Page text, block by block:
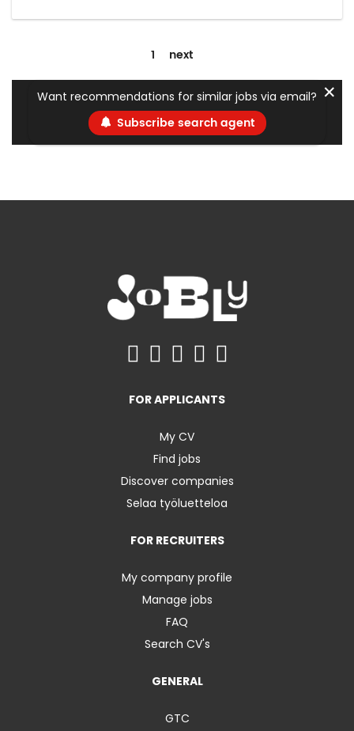
1 next
Want recommendations for similar jobs via email?
Subscribe search agent
✕
FOR APPLICANTS
My CV
Find jobs
Discover companies
Selaa työluetteloa
FOR RECRUITERS
My company profile
Manage jobs
FAQ
Search CV's
GENERAL
GTC